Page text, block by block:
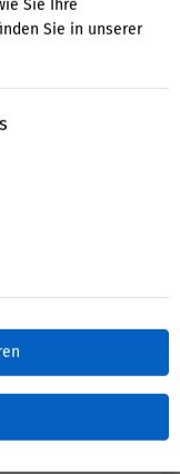
Sie Ihre
Sie in unserer
eines
dienen